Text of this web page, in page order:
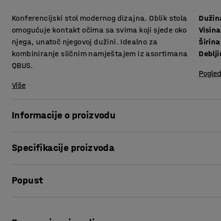
Konferencijski stol modernog dizajna. Oblik stola
omogućuje kontakt očima sa svima koji sjede oko
njega, unatoč njegovoj dužini. Idealno za
kombiniranje sličnim namještajem iz asortimana
QBUS.
Više
Visina
Širina
Informacije o proizvodu
ga savršenom polaznom točkom za opremanje sobe
Ploča stola ima površinu od laminata koja se lako čisti i
Specifikacije proizvoda
Visina: 730
Površina ploče
Oblik čamca
Popust